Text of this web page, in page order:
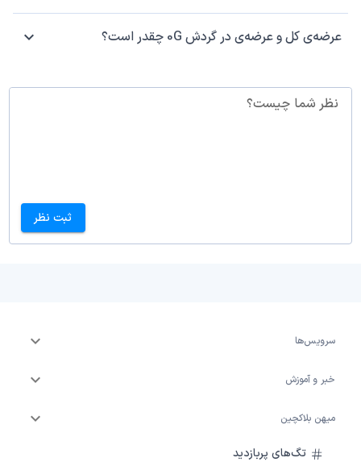
عرضه‌ی کل و عرضه‌ی در گردش 0G چقدر است؟
نظر شما چیست؟
ثبت نظر
سرویس‌ها
خبر و آموزش
میهن بلاکچین
تگ‌های پربازدید